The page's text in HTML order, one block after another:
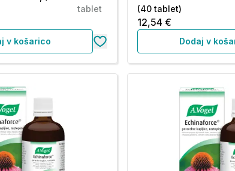
tablet
v košarico
(40 tablet)
12,54 €
Dodaj v